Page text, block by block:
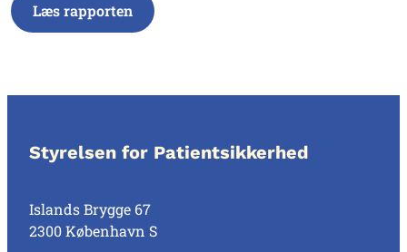
Læs rapporten
Styrelsen for Patientsikkerhed
Islands Brygge 67
2300 København S